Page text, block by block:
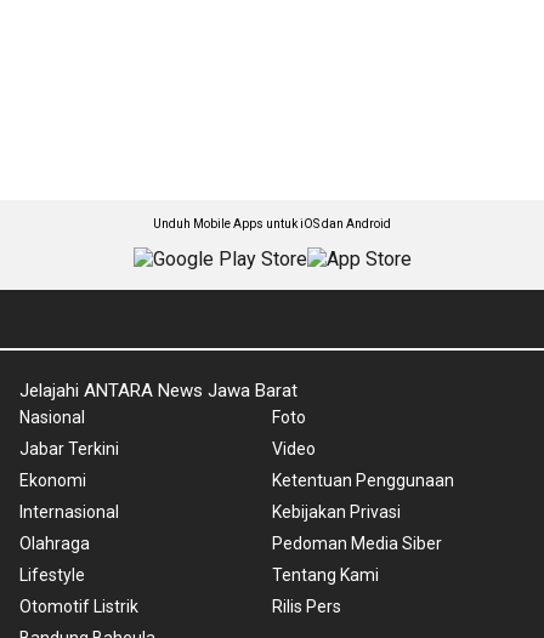
Unduh Mobile Apps untuk iOS dan Android
Jelajahi ANTARA News Jawa Barat
Nasional
Jabar Terkini
Ekonomi
Internasional
Olahraga
Lifestyle
Otomotif Listrik
Foto
Video
Ketentuan Penggunaan
Kebijakan Privasi
Pedoman Media Siber
Tentang Kami
Rilis Pers